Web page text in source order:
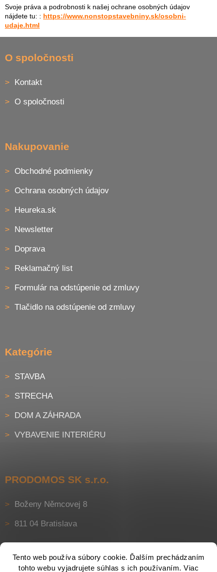
Tento web používa súbory cookie. Ďalším prechádzaním
tohto webu vyjadrujete súhlas s ich používaním. Viac
Svoje práva a podrobnosti k našej ochrane osobných údajov
nájdete tu: : https://www.nonstopstavebniny.sk/osobni-
udaje.html
O spoločnosti
Kontakt
O spoločnosti
Nakupovanie
Obchodné podmienky
Ochrana osobných údajov
Heureka.sk
Newsletter
Doprava
Reklamačný list
Formulár na odstúpenie od zmluvy
Tlačidlo na odstúpenie od zmluvy
Kategórie
STAVBA
STRECHA
DOM A ZÁHRADA
VYBAVENIE INTERIÉRU
PRODOMOS SK s.r.o.
Boženy Němcovej 8
811 04 Bratislava